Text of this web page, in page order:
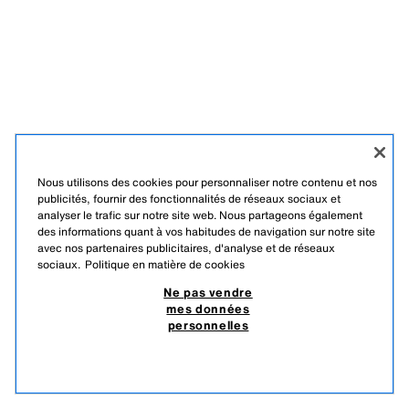
Nous utilisons des cookies pour personnaliser notre contenu et nos
publicités, fournir des fonctionnalités de réseaux sociaux et
analyser le trafic sur notre site web. Nous partageons également
des informations quant à vos habitudes de navigation sur notre site
avec nos partenaires publicitaires, d'analyse et de réseaux
sociaux. Politique en matière de cookies
Ne pas vendre
mes données
personnelles